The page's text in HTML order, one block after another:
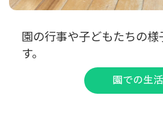
園の行事や子どもたちの
す。
園での生活